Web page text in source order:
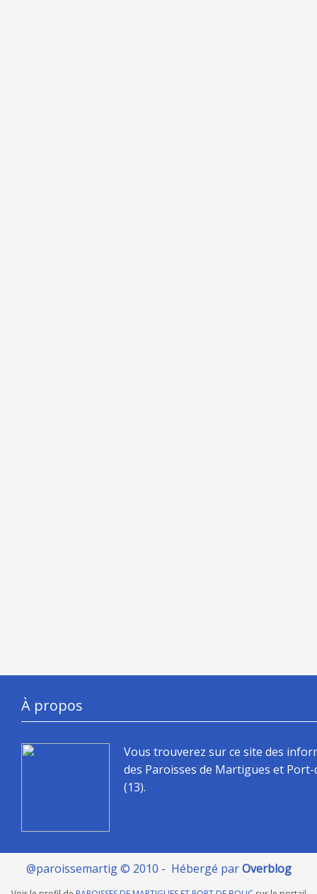
À propos
Vous trouverez sur ce site des
des Paroisses de Martigues et
(13).
@paroissemartig © 2010 - Hébergé parOverblog